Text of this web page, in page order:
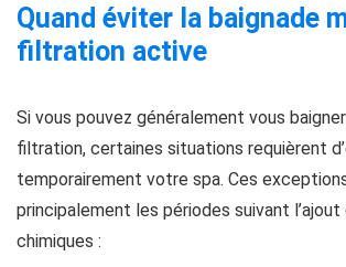
Quand éviter la baignade
filtration active
Si vous pouvez généralement vous
filtration, certaines situations requièrent
temporairement votre spa. Ces
principalement les périodes suivant
chimiques :